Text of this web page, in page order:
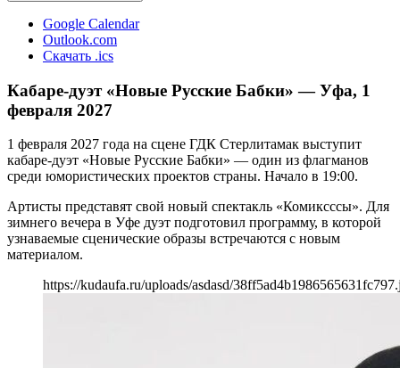
Google Calendar
Outlook.com
Скачать .ics
Кабаре-дуэт «Новые Русские Бабки» — Уфа, 1
февраля 2027
1 февраля 2027 года на сцене ГДК Стерлитамак выступит
кабаре-дуэт «Новые Русские Бабки» — один из флагманов
среди юмористических проектов страны. Начало в 19:00.
Артисты представят свой новый спектакль «Комиксссы». Для
зимнего вечера в Уфе дуэт подготовил программу, в которой
узнаваемые сценические образы встречаются с новым
материалом.
https://kudaufa.ru/uploads/asdasd/